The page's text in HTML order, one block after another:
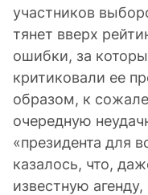
участников
тянет вверх
ошибки, за
критиковали ее
образом, к
очередную
«президента для
казалось, что,
известную